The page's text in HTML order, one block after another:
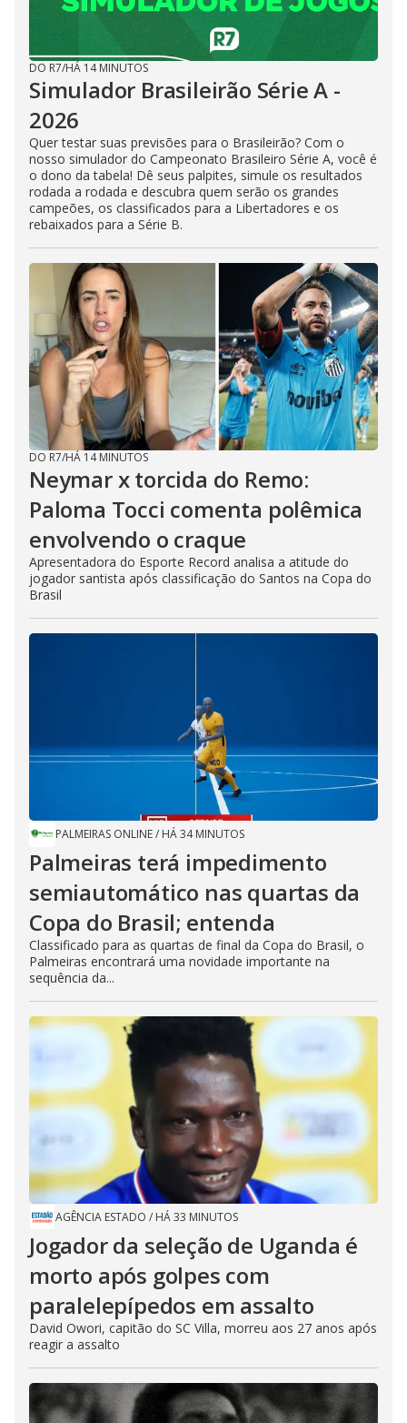
DO R7/HÁ 14 MINUTOS
Simulador Brasileirão Série A -
2026
Quer testar suas previsões para o Brasileirão? Com o
nosso simulador do Campeonato Brasileiro Série A, você é
o dono da tabela! Dê seus palpites, simule os resultados
rodada a rodada e descubra quem serão os grandes
campeões, os classificados para a Libertadores e os
rebaixados para a Série B.
DO R7/HÁ 14 MINUTOS
Neymar x torcida do Remo:
Paloma Tocci comenta polêmica
envolvendo o craque
Apresentadora do Esporte Record analisa a atitude do
jogador santista após classificação do Santos na Copa do
Brasil
PALMEIRAS ONLINE/ HÁ 34 MINUTOS
Palmeiras terá impedimento
semiautomático nas quartas da
Copa do Brasil; entenda
Classificado para as quartas de final da Copa do Brasil, o
Palmeiras encontrará uma novidade importante na
sequência da...
AGÊNCIA ESTADO / HÁ 33 MINUTOS
Jogador da seleção de Uganda é
morto após golpes com
paralelepípedos em assalto
David Owori, capitão do SC Villa, morreu aos 27 anos após
reagir a assalto